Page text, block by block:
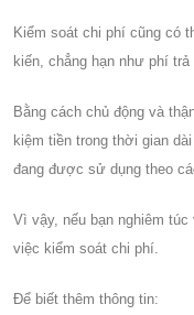
Kiểm soát chi phí cũng có
kiến, chẳng hạn như phí
Bằng cách chủ động và
kiệm tiền trong thời gian
đang được sử dụng theo
Vì vậy, nếu bạn nghiêm
việc kiểm soát chi phí.
Để biết thêm thông tin: